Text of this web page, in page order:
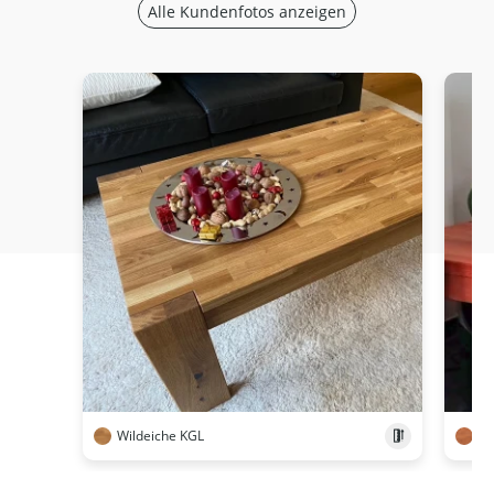
Alle Kundenfotos anzeigen
Wildeiche KGL